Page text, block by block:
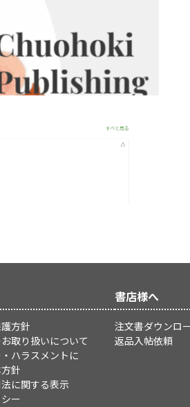
方針
取り扱いについて
ハラスメントに
針
に関する表示
ー
書店様へ
注文書ダウンロ
返品入帖依頼